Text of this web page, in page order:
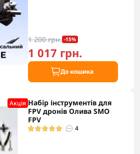
1 200 грн. -15%
1 017 грн.
До кошика
Акцiя Набір інструментів для
FPV дронів Олива SMO
FPV
4